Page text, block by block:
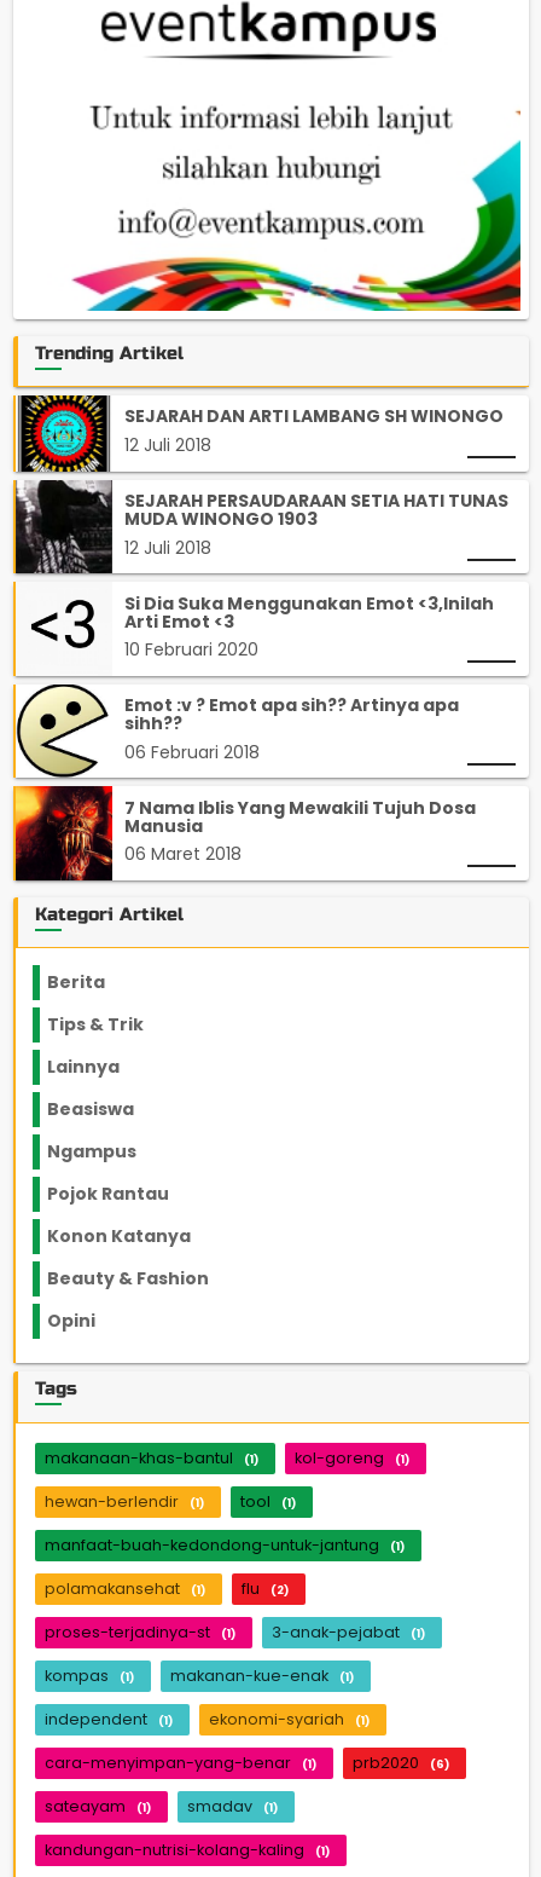
Trending Artikel
SEJARAH DAN ARTI LAMBANG SH WINONGO
12 Juli 2018
SEJARAH PERSAUDARAAN SETIA HATI TUNAS
MUDA WINONGO 1903
12 Juli 2018
Si Dia Suka Menggunakan Emot <3,Inilah
Arti Emot <3
10 Februari 2020
Emot :v ? Emot apa sih?? Artinya apa
sihh??
06 Februari 2018
7 Nama Iblis Yang Mewakili Tujuh Dosa
Manusia
06 Maret 2018
Kategori Artikel
Berita
Tips & Trik
Lainnya
Beasiswa
Ngampus
Pojok Rantau
Konon Katanya
Beauty & Fashion
Opini
Tags
makanaan-khas-bantul (1) kol-goreng (1)
hewan-berlendir (1) tool (1)
manfaat-buah-kedondong-untuk-jantung (1)
polamakansehat (1) flu (2)
proses-terjadinya-st (1) 3-anak-pejabat (1)
kompas (1) makanan-kue-enak (1)
independent (1) ekonomi-syariah (1)
cara-menyimpan-yang-benar (1) prb2020 (6)
sateayam (1) smadav (1)
kandungan-nutrisi-kolang-kaling (1)